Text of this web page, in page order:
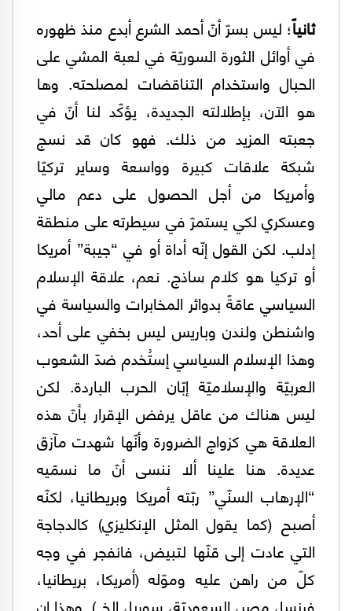
ثانياً؛ ليس بسرّ أنّ أحمد الشرع أبدع منذ ظهوره
في أوائل الثورة السوريّة في لعبة المشي على
الحبال واستخدام التناقضات لمصلحته. وها
هو الآن، بإطلالته الجديدة، يؤكّد لنا أنّ في
جعبته المزيد من ذلك. فهو كان قد نسج
شبكة علاقات كبيرة وواسعة وساير تركيّا
وأمريكا من أجل الحصول على دعم مالي
وعسكري لكي يستمرّ في سيطرته على منطقة
إدلب. لكن القول إنّه أداة أو في “جيبة” أمريكا
أو تركيا هو كلام ساذج. نعم، علاقة الإسلام
السياسي عامّةً بدوائر المخابرات والسياسة في
واشنطن ولندن وباريس ليس بخفي على أحد،
وهذا الإسلام السياسي إستُخدم ضدّ الشعوب
العربيّة والإسلاميّة إبّان الحرب الباردة. لكن
ليس هناك من عاقل يرفض الإقرار بأنّ هذه
العلاقة هي كزواج الضرورة وأنّها شهدت مآزق
عديدة. هنا علينا ألا ننسى أنّ ما نسمّيه
“الإرهاب السنّي” ربّته أمريكا وبريطانيا، لكنّه
أصبح (كما يقول المثل الإنكليزي) كالدجاجة
التي عادت إلى قنّها لتبيض، فانفجر في وجه
كلّ من راهن عليه وموّله (أمريكا، بريطانيا،